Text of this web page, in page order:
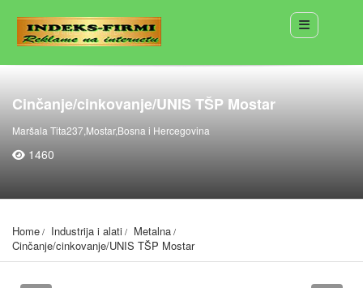
Cinčanje/cinkovanje/UNIS TŠP Mostar
Maršala Tita237,Mostar,Bosna i Hercegovina
1460
Home Industrija i alati
Metalna
Cinčanje/cinkovanje/UNIS TŠP Mostar